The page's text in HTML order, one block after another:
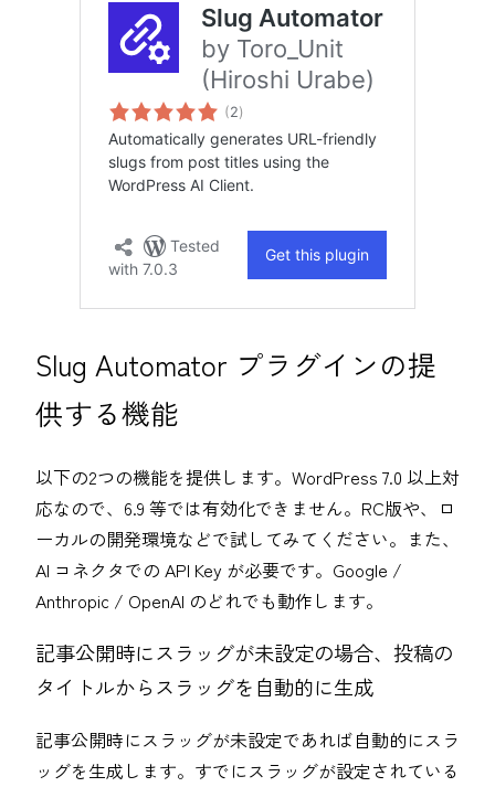
Slug Automator プラグインの提
供する機能
以下の2つの機能を提供します。WordPress 7.0 以上対
応なので、6.9 等では有効化できません。RC版や、ロ
ーカルの開発環境などで試してみてください。また、
AI コネクタでの API Key が必要です。Google /
Anthropic / OpenAI のどれでも動作します。
記事公開時にスラッグが未設定の場合、投稿の
タイトルからスラッグを自動的に生成
記事公開時にスラッグが未設定であれば自動的にスラ
ッグを生成します。すでにスラッグが設定されている